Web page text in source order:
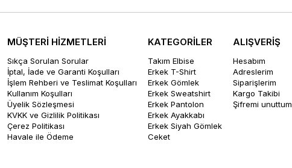
MÜŞTERİ HİZMETLERİ
Sıkça Sorulan Sorular
İptal, İade ve Garanti Koşulları
İşlem Rehberi ve Teslimat Koşulları
Kullanım Koşulları
Üyelik Sözleşmesi
KVKK ve Gizlilik Politikası
Çerez Politikası
Havale ile Ödeme
KATEGORİLER
Takım Elbise
Erkek T-Shirt
Erkek Gömlek
Erkek Sweatshirt
Erkek Pantolon
Erkek Ayakkabı
Erkek Siyah Gömlek
Ceket
ALIŞVERİŞ
Hesabım
Adreslerim
Siparişlerim
Kargo Takibi
Şifremi unuttum